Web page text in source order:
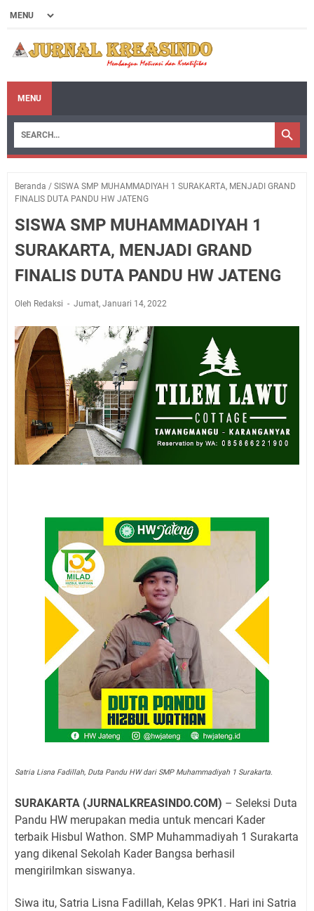
MENU
Beranda / SISWA SMP MUHAMMADIYAH 1 SURAKARTA, MENJADI GRAND
FINALIS DUTA PANDU HW JATENG
SISWA SMP MUHAMMADIYAH 1
SURAKARTA, MENJADI GRAND
FINALIS DUTA PANDU HW JATENG
Oleh Redaksi Jumat, Januari 14, 2022
Satria Lisna Fadillah, Duta Pandu HW dari SMP Muhammadiyah 1 Surakarta.
SURAKARTA (JURNALKREASINDO.COM) – Seleksi Duta
Pandu HW merupakan media untuk mencari Kader
terbaik Hisbul Wathon. SMP Muhammadiyah 1 Surakarta
yang dikenal Sekolah Kader Bangsa berhasil
mengirilmkan siswanya.
Siwa itu, Satria Lisna Fadillah, Kelas 9PK1. Hari ini Satria